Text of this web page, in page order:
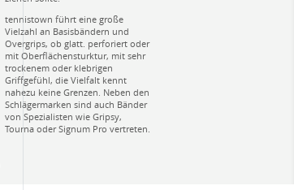
tennistown führt eine große
Vielzahl an Basisbändern und
Overgrips, ob glatt. perforiert oder
mit Oberflächensturktur, mit sehr
trockenem oder klebrigen
Griffgefühl, die Vielfalt kennt
nahezu keine Grenzen. Neben den
Schlägermarken sind auch Bänder
von Spezialisten wie Gripsy,
Tourna oder Signum Pro vertreten.